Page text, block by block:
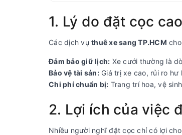
1. Lý do đặt cọc
Các dịch vụ thuê xe sang TP.HCM
Đảm bảo giữ lịch: Xe cưới thường là
Bảo vệ tài sản:Giá trị xe cao, rủi ro hư
Chi phí chuẩn bị: Trang trí hoa, vệ
2. Lợi ích của việc
Nhiều người nghĩ đặt cọc chỉ có lợi